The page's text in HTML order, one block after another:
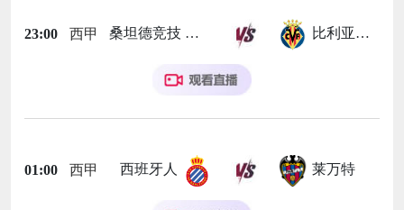
23:00 西甲 桑坦德竞技 比利亚雷亚尔
01:00 西甲 西班牙人 莱万特